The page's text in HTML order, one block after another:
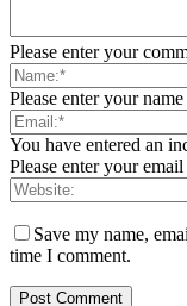
Please enter your
Please enter your name
You have entered an
Please enter your email
Save my name,
time I comment.